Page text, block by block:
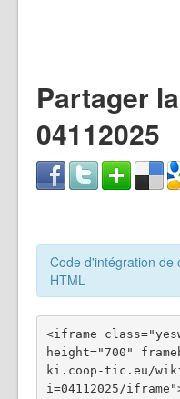
Partager
04112025
Code d'intégration de
HTML
<iframe
height="700"
ki.coop-tic.eu/